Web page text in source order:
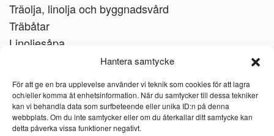
Hantera samtycke
För att ge en bra upplevelse använder vi teknik som cookies för att lagra
och/eller komma åt enhetsinformation. När du samtycker till dessa tekniker
kan vi behandla data som surfbeteende eller unika ID:n på denna
webbplats. Om du inte samtycker eller om du återkallar ditt samtycke kan
detta påverka vissa funktioner negativt.
Träolja, linolja och byggnadsvård
Träbåtar
Linoljesåpa